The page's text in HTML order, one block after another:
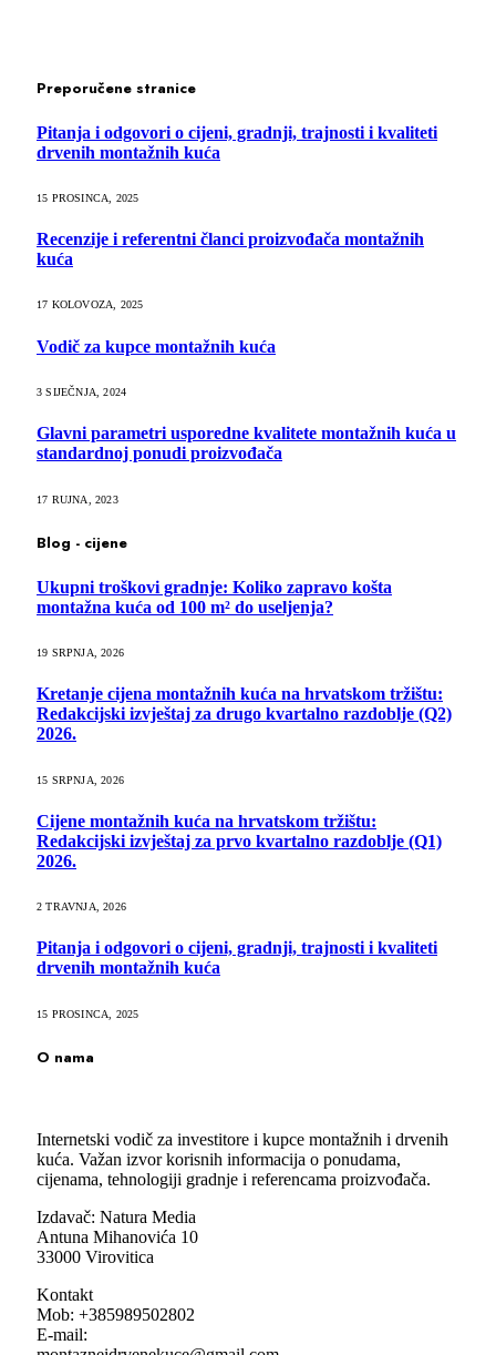
Preporučene stranice
Pitanja i odgovori o cijeni, gradnji, trajnosti i kvaliteti
drvenih montažnih kuća
15 PROSINCA, 2025
Recenzije i referentni članci proizvođača montažnih
kuća
17 KOLOVOZA, 2025
Vodič za kupce montažnih kuća
3 SIJEČNJA, 2024
Glavni parametri usporedne kvalitete montažnih kuća u
standardnoj ponudi proizvođača
17 RUJNA, 2023
Blog - cijene
Ukupni troškovi gradnje: Koliko zapravo košta
montažna kuća od 100 m² do useljenja?
19 SRPNJA, 2026
Kretanje cijena montažnih kuća na hrvatskom tržištu:
Redakcijski izvještaj za drugo kvartalno razdoblje (Q2)
2026.
15 SRPNJA, 2026
Cijene montažnih kuća na hrvatskom tržištu:
Redakcijski izvještaj za prvo kvartalno razdoblje (Q1)
2026.
2 TRAVNJA, 2026
Pitanja i odgovori o cijeni, gradnji, trajnosti i kvaliteti
drvenih montažnih kuća
15 PROSINCA, 2025
O nama
Internetski vodič za investitore i kupce montažnih i drvenih
kuća. Važan izvor korisnih informacija o ponudama,
cijenama, tehnologiji gradnje i referencama proizvođača.
Izdavač: Natura Media
Antuna Mihanovića 10
33000 Virovitica
Kontakt
Mob: +385989502802
E-mail: